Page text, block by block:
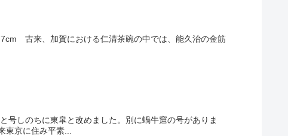
古来、加賀における仁清茶碗の中では、能久治の金筋
号しのちに東皐と改めました。別に蝸牛窟の号がありま
京に住み平素...